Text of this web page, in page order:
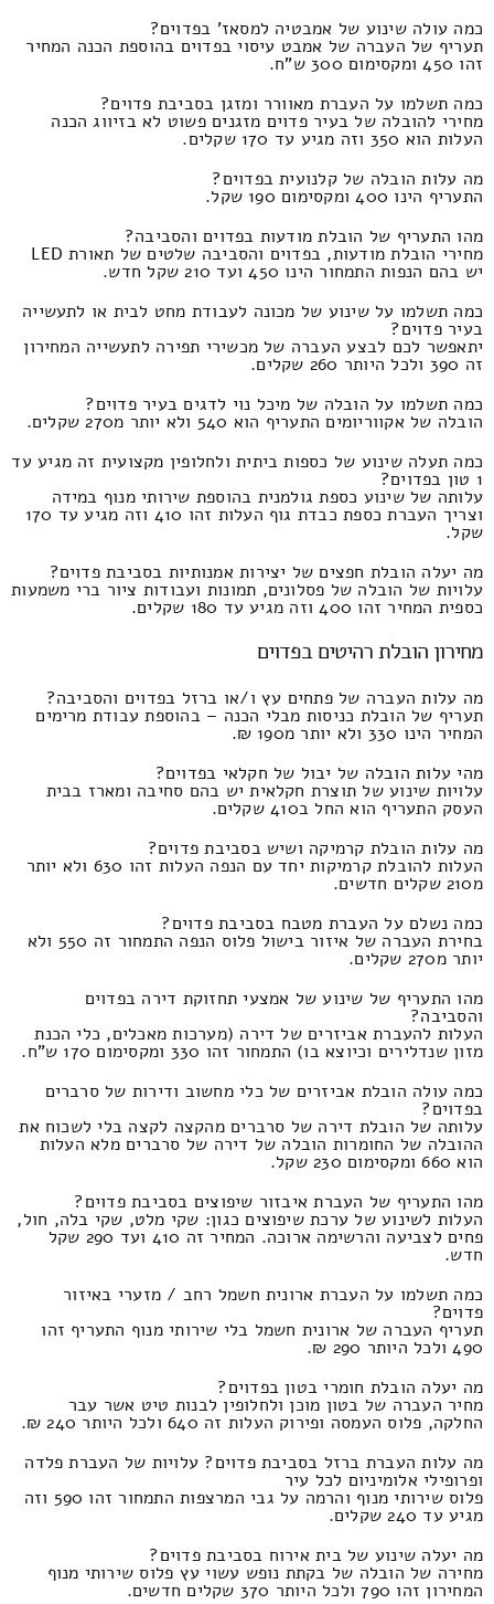
כמה עולה שינוע של אמבטיה למסאז' בפדוים?
תעריף של העברה של אמבט עיסוי בפדוים בהוספת הכנה המחיר
זהו 450 ומקסימום 300 ש"ח.
כמה תשלמו על העברת מאוורר ומזגן בסביבת פדוים?
מחירי להובלה של בעיר פדוים מזגנים פשוט לא בזיווג הכנה
העלות הוא 350 וזה מגיע עד 170 שקלים.
מה עלות הובלה של קלנועית בפדוים?
התעריף הינו 400 ומקסימום 190 שקל.
מהו התעריף של הובלת מודעות בפדוים והסביבה?
מחירי הובלת מודעות, בפדוים והסביבה שלטים של תאורת LED
יש בהם הנפות התמחור הינו 450 ועד 210 שקל חדש.
כמה תשלמו על שינוע של מכונה לעבודת מחט לבית או לתעשייה
בעיר פדוים?
יתאפשר לכם לבצע העברה של מכשירי תפירה לתעשייה המחירון
זה 390 ולכל היותר 260 שקלים.
כמה תשלמו על הובלה של מיכל נוי לדגים בעיר פדוים?
הובלה של אקווריומים התעריף הוא 540 ולא יותר מ270 שקלים.
כמה תעלה שינוע של כספות ביתית ולחלופין מקצועית זה מגיע עד
1 טון בפדוים?
עלותה של שינוע כספת גולמנית בהוספת שירותי מנוף במידה
וצריך העברת כספת כבדת גוף העלות זהו 410 וזה מגיע עד 170
שקל.
מה יעלה הובלת חפצים של יצירות אמנותיות בסביבת פדוים?
עלויות של הובלה של פסלונים, תמונות ועבודות ציור ברי משמעות
כספית המחיר זהו 400 וזה מגיע עד 180 שקלים.
מחירון הובלת רהיטים בפדוים
מה עלות העברה של פתחים עץ ו/או ברזל בפדוים והסביבה?
תעריף של הובלת כניסות מבלי הכנה – בהוספת עבודת מרימים
המחיר הינו 330 ולא יותר מ190 ₪.
מהי עלות הובלה של יבול של חקלאי בפדוים?
עלויות שינוע של תוצרת חקלאית יש בהם סחיבה ומארז בבית
העסק התעריף הוא החל ב410 שקלים.
מה עלות הובלת קרמיקה ושיש בסביבת פדוים?
העלות להובלת קרמיקות יחד עם הנפה העלות זהו 630 ולא יותר
מ210 שקלים חדשים.
כמה נשלם על העברת מטבח בסביבת פדוים?
בחירת העברה של איזור בישול פלוס הנפה התמחור זה 550 ולא
יותר מ270 שקלים.
מהו התעריף של שינוע של אמצעי תחזוקת דירה בפדוים
והסביבה?
העלות להעברת אביזרים של דירה (מערכות מאכלים, כלי הכנת
מזון שנדלירים וכיוצא בו) התמחור זהו 330 ומקסימום 170 ש"ח.
כמה עולה הובלת אביזרים של כלי מחשוב ודירות של סרברים
בפדוים?
עלותה של הובלת דירה של סרברים מהקצה לקצה בלי לשכוח את
ההובלה של החומרות הובלה של דירה של סרברים מלא העלות
הוא 660 ומקסימום 230 שקל.
מהו התעריף של העברת איבזור שיפוצים בסביבת פדוים?
העלות לשינוע של ערכת שיפוצים כגון: שקי מלט, שקי בלה, חול,
פחים לצביעה והרשימה ארוכה. המחיר זה 410 ועד 290 שקל
חדש.
כמה תשלמו על העברת ארונית חשמל רחב / מזערי באיזור
פדוים?
תעריף העברה של ארונית חשמל בלי שירותי מנוף התעריף זהו
490 ולכל היותר 290 ₪.
מה יעלה הובלת חומרי בטון בפדוים?
מחיר העברה של בטון מוכן ולחלופין לבנות טיט אשר עבר
החלקה, פלוס העמסה ופירוק העלות זה 640 ולכל היותר 240 ₪.
מה עלות העברת ברזל בסביבת פדוים? עלויות של העברת פלדה
ופרופילי אלומיניום לכל עיר
פלוס שירותי מנוף והרמה על גבי המרצפות התמחור זהו 590 וזה
מגיע עד 240 שקלים.
מה יעלה שינוע של בית אירוח בסביבת פדוים?
מחירה של הובלה של בקתת נופש עשוי עץ פלוס שירותי מנוף
המחירון זהו 790 ולכל היותר 370 שקלים חדשים.